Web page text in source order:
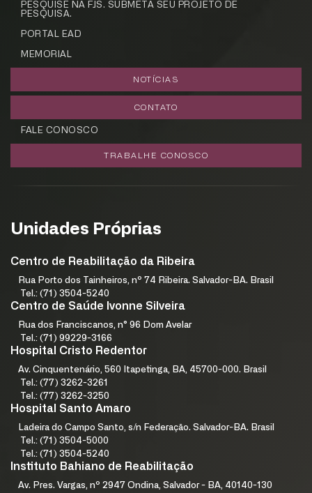
PESQUISE NA FJS. SUBMETA SEU PROJETO DE
PESQUISA.
PORTAL EAD
MEMORIAL
NOTÍCIAS
CONTATO
FALE CONOSCO
TRABALHE CONOSCO
Unidades Próprias
Centro de Reabilitação da Ribeira
Rua Porto dos Tainheiros, nº 74 Ribeira. Salvador-BA. Brasil
Tel.: (71) 3504-5240
Centro de Saúde Ivonne Silveira
Rua dos Franciscanos, n° 96 Dom Avelar
Tel.: (71) 99229-3166
Hospital Cristo Redentor
Av. Cinquentenário, 560 Itapetinga, BA, 45700-000. Brasil
Tel.: (77) 3262-3261
Tel.: (77) 3262-3250
Hospital Santo Amaro
Ladeira do Campo Santo, s/n Federação. Salvador-BA. Brasil
Tel.: (71) 3504-5000
Tel.: (71) 3504-5240
Instituto Bahiano de Reabilitação
Av. Pres. Vargas, nº 2947 Ondina, Salvador - BA, 40140-130